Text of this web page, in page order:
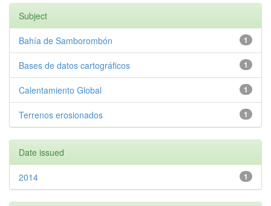
Subject
1
Bahía de Samborombón
1
Bases de datos cartográficos
1
Calentamiento Global
1
Terrenos erosionados
Date issued
1
2014